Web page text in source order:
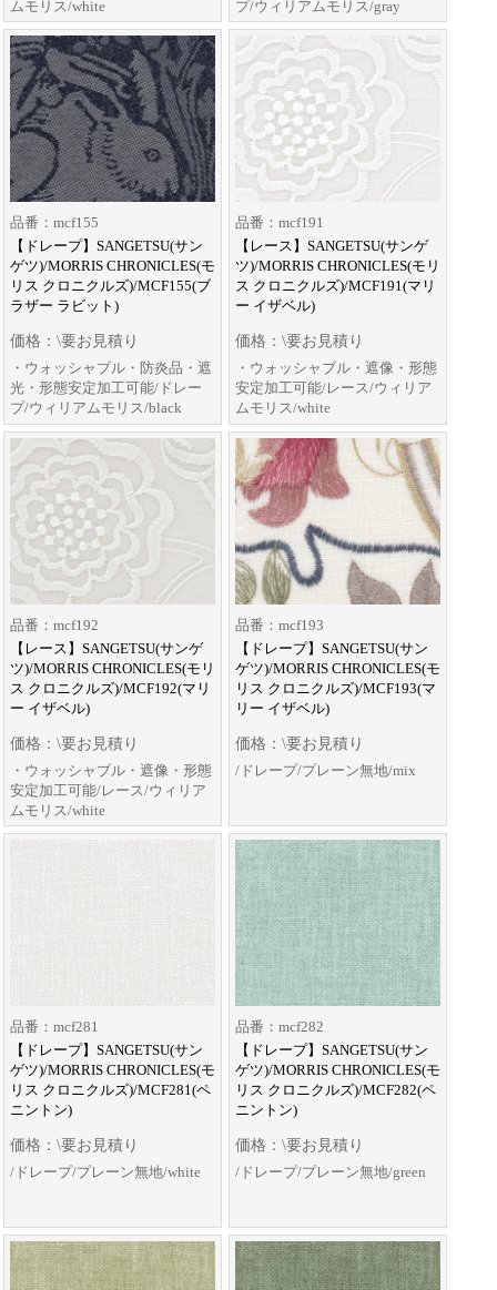
ムモリス/white
プ/ウィリアムモリス/gray
品番：mcf155
【ドレープ】SANGETSU(サン
ゲツ)/MORRIS CHRONICLES(モ
リス クロニクルズ)/MCF155(ブ
ラザー ラビット)
価格：\要お見積り
・ウォッシャブル・防炎品・遮
光・形態安定加工可能/ドレー
プ/ウィリアムモリス/black
品番：mcf191
【レース】SANGETSU(サンゲ
ツ)/MORRIS CHRONICLES(モリ
ス クロニクルズ)/MCF191(マリ
ー イザベル)
価格：\要お見積り
・ウォッシャブル・遮像・形態
安定加工可能/レース/ウィリア
ムモリス/white
品番：mcf192
【レース】SANGETSU(サンゲ
ツ)/MORRIS CHRONICLES(モリ
ス クロニクルズ)/MCF192(マリ
ー イザベル)
価格：\要お見積り
・ウォッシャブル・遮像・形態
安定加工可能/レース/ウィリア
ムモリス/white
品番：mcf193
【ドレープ】SANGETSU(サン
ゲツ)/MORRIS CHRONICLES(モ
リス クロニクルズ)/MCF193(マ
リー イザベル)
価格：\要お見積り
/ドレープ/プレーン無地/mix
品番：mcf281
【ドレープ】SANGETSU(サン
ゲツ)/MORRIS CHRONICLES(モ
リス クロニクルズ)/MCF281(ペ
ニントン)
価格：\要お見積り
/ドレープ/プレーン無地/white
品番：mcf282
【ドレープ】SANGETSU(サン
ゲツ)/MORRIS CHRONICLES(モ
リス クロニクルズ)/MCF282(ペ
ニントン)
価格：\要お見積り
/ドレープ/プレーン無地/green